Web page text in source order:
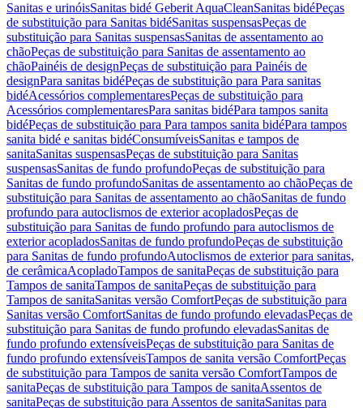
Sanitas e urinóisSanitas bidé Geberit AquaCleanSanitas bidéPeças
de substituição para Sanitas bidéSanitas suspensasPeças de
substituição para Sanitas suspensasSanitas de assentamento ao
chãoPeças de substituição para Sanitas de assentamento ao
chãoPainéis de designPeças de substituição para Painéis de
designPara sanitas bidéPeças de substituição para Para sanitas
bidéAcessórios complementaresPeças de substituição para
Acessórios complementaresPara sanitas bidéPara tampos sanita
bidéPeças de substituição para Para tampos sanita bidéPara tampos
sanita bidé e sanitas bidéConsumíveisSanitas e tampos de
sanitaSanitas suspensasPeças de substituição para Sanitas
suspensasSanitas de fundo profundoPeças de substituição para
Sanitas de fundo profundoSanitas de assentamento ao chãoPeças de
substituição para Sanitas de assentamento ao chãoSanitas de fundo
profundo para autoclismos de exterior acopladosPeças de
substituição para Sanitas de fundo profundo para autoclismos de
exterior acopladosSanitas de fundo profundoPeças de substituição
para Sanitas de fundo profundoAutoclismos de exterior para sanitas,
de cerâmicaAcopladoTampos de sanitaPeças de substituição para
Tampos de sanitaTampos de sanitaPeças de substituição para
Tampos de sanitaSanitas versão ComfortPeças de substituição para
Sanitas versão ComfortSanitas de fundo profundo elevadasPeças de
substituição para Sanitas de fundo profundo elevadasSanitas de
fundo profundo extensíveisPeças de substituição para Sanitas de
fundo profundo extensíveisTampos de sanita versão ComfortPeças
de substituição para Tampos de sanita versão ComfortTampos de
sanitaPeças de substituição para Tampos de sanitaAssentos de
sanitaPeças de substituição para Assentos de sanitaSanitas para